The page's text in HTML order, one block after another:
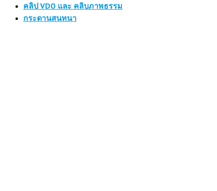
คลิป VDO และ คลิบภาพธรรม
กระดานสนทนา